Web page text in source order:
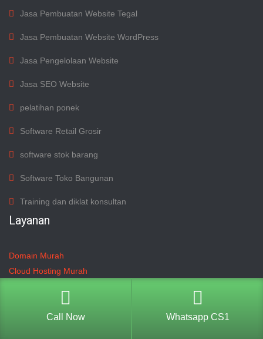
Jasa Pembuatan Website Tegal
Jasa Pembuatan Website WordPress
Jasa Pengelolaan Website
Jasa SEO Website
pelatihan ponek
Software Retail Grosir
software stok barang
Software Toko Bangunan
Training dan diklat konsultan
Layanan
Domain Murah
Cloud Hosting Murah
Jasa Pembuatan Situs Website
Call Now Whatsapp CS1